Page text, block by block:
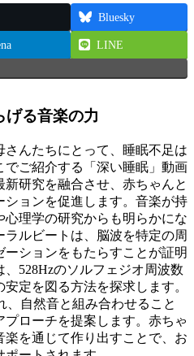
Bluesky
LINE
げる音楽の力
んたちにとって、睡眠不足は
ご紹介する「深い睡眠」動画
研究を融合させ、赤ちゃんと
ョンを促進します。音楽が持
理学の研究からも明らかにな
ルビートは、脳波を特定の周
ションをもたらすことが証明
528Hzのソルフェジオ周波数
定を図る方法を探求します。
、自然音と組み合わせること
ローチを提案します。赤ちゃ
を通じて作り出すことで、お